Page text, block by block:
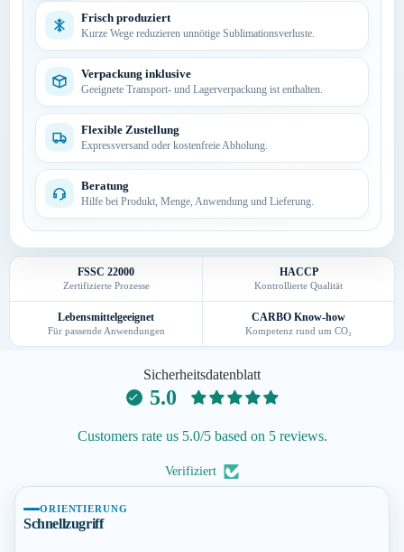
Frisch produziert
Kurze Wege reduzieren unnötige Sublimationsverluste.
Verpackung inklusive
Geeignete Transport- und Lagerverpackung ist enthalten.
Flexible Zustellung
Expressversand oder kostenfreie Abholung.
Beratung
Hilfe bei Produkt, Menge, Anwendung und Lieferung.
FSSC 22000
Zertifizierte Prozesse
HACCP
Kontrollierte Qualität
Lebensmittelgeeignet
Für passende Anwendungen
CARBO Know-how
Kompetenz rund um CO₂
Sicherheitsdatenblatt
5.0
Customers rate us 5.0/5 based on 5 reviews.
Verifiziert
ORIENTIERUNG
Schnellzugriff